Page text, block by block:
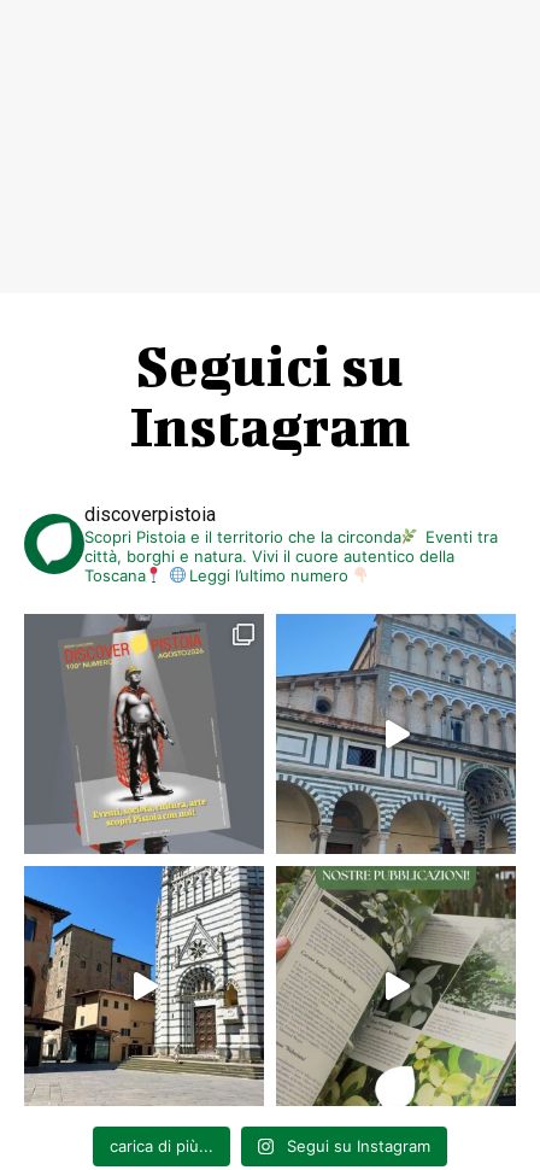
Seguici su
Instagram
discoverpistoia
Scopri Pistoia e il territorio che la circonda
Eventi tra
città, borghi e natura. Vivi il cuore autentico della
Toscana
Leggi l’ultimo numero
carica di più... Segui su Instagram